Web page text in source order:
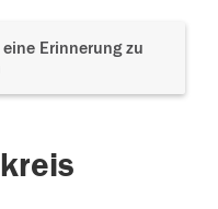
Erinnerung zu